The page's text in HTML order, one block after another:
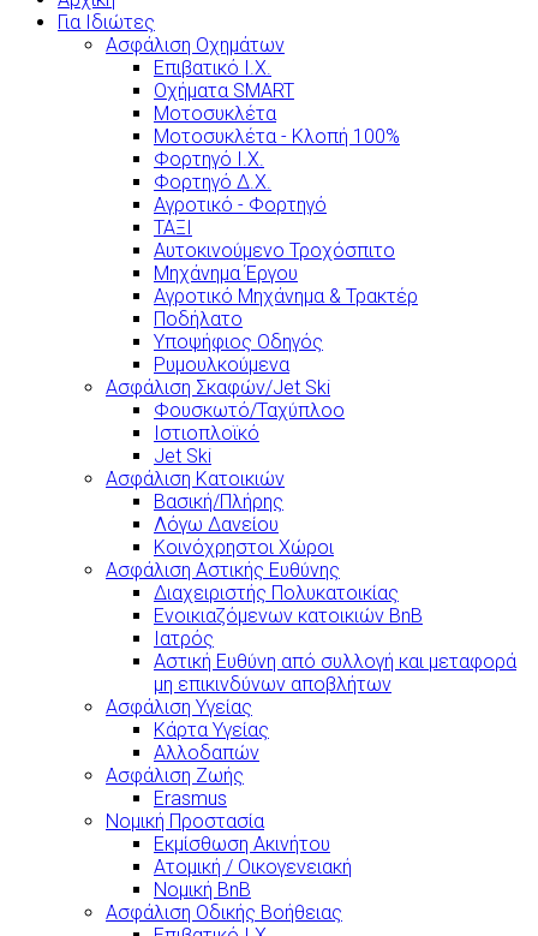
Για Ιδιώτες
Ασφάλιση Οχημάτων
Επιβατικό Ι.Χ.
Οχήματα SMART
Μοτοσυκλέτα
Μοτοσυκλέτα - Κλοπή 100%
Φορτηγό Ι.Χ.
Φορτηγό Δ.Χ.
Αγροτικό - Φορτηγό
ΤΑΞΙ
Αυτοκινούμενο Τροχόσπιτο
Μηχάνημα Έργου
Αγροτικό Μηχάνημα & Τρακτέρ
Ποδήλατο
Υποψήφιος Οδηγός
Ρυμουλκούμενα
Ασφάλιση Σκαφών/Jet Ski
Φουσκωτό/Ταχύπλοο
Ιστιοπλοϊκό
Jet Ski
Ασφάλιση Κατοικιών
Βασική/Πλήρης
Λόγω Δανείου
Κοινόχρηστοι Χώροι
Ασφάλιση Αστικής Ευθύνης
Διαχειριστής Πολυκατοικίας
Ενοικιαζόμενων κατοικιών BnB
Ιατρός
Αστική Ευθύνη από συλλογή και μεταφορά
μη επικινδύνων αποβλήτων
Ασφάλιση Υγείας
Κάρτα Υγείας
Αλλοδαπών
Ασφάλιση Ζωής
Erasmus
Νομική Προστασία
Εκμίσθωση Ακινήτου
Ατομική / Οικογενειακή
Νομική BnB
Ασφάλιση Οδικής Βοήθειας